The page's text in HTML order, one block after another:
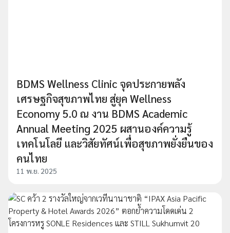
BDMS Wellness Clinic จุดประกายพลัง
เศรษฐกิจสุขภาพไทย สู่ยุค Wellness
Economy 5.0 ณ งาน BDMS Academic
Annual Meeting 2025 ผสานองค์ความรู้
เทคโนโลยี และวิสัยทัศน์เพื่อสุขภาพยั่งยืนของ
คนไทย
11 พ.ย. 2025